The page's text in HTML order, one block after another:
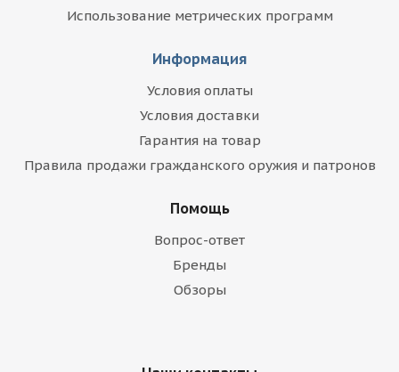
Использование метрических программ
Информация
Условия оплаты
Условия доставки
Гарантия на товар
Правила продажи гражданского оружия и патронов
Помощь
Вопрос-ответ
Бренды
Обзоры